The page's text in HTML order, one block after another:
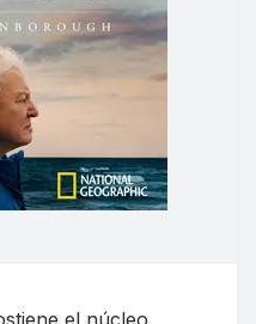
el núcleo